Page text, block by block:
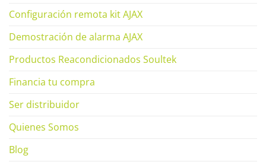
Configuración remota kit AJAX
Demostración de alarma AJAX
Productos Reacondicionados Soultek
Financia tu compra
Ser distribuidor
Quienes Somos
Blog